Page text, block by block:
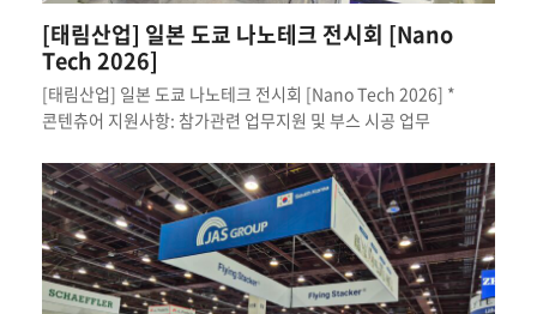
[태림산업] 일본 도쿄 나노테크 전시회 [Nano
Tech 2026]
[태림산업] 일본 도쿄 나노테크 전시회 [Nano Tech 2026] *
콘텐츄어 지원사항: 참가관련 업무지원 및 부스 시공 업무